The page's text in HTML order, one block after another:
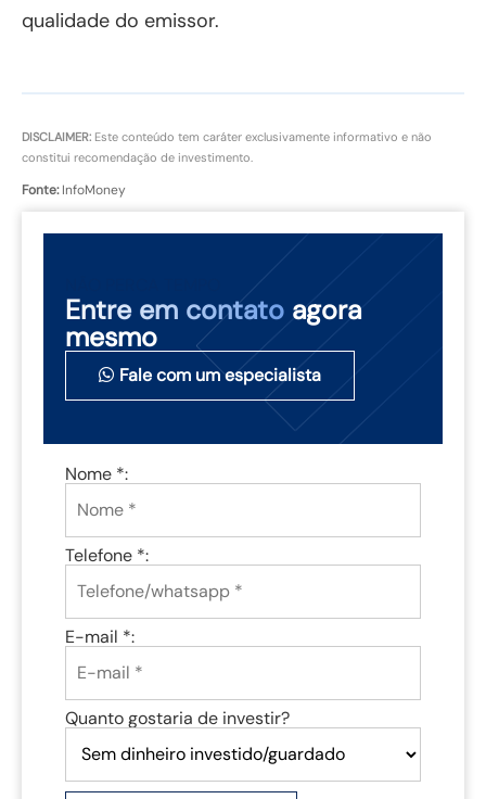
qualidade do emissor.
DISCLAIMER: Este conteúdo tem caráter exclusivamente informativo e não
constitui recomendação de investimento.
Fonte:InfoMoney
Entre em contato agora
mesmo
Fale com um especialista
Nome *:
Telefone *:
E-mail *:
Quanto gostaria de investir?